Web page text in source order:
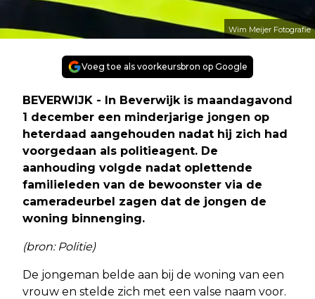
Wim Meijer Fotografie
Voeg toe als voorkeursbron op Google
BEVERWIJK - In Beverwijk is maandagavond
1 december een minderjarige jongen op
heterdaad aangehouden nadat hij zich had
voorgedaan als politieagent. De
aanhouding volgde nadat oplettende
familieleden van de bewoonster via de
cameradeurbel zagen dat de jongen de
woning binnenging.
(bron: Politie)
De jongeman belde aan bij de woning van een
vrouw en stelde zich met een valse naam voor.